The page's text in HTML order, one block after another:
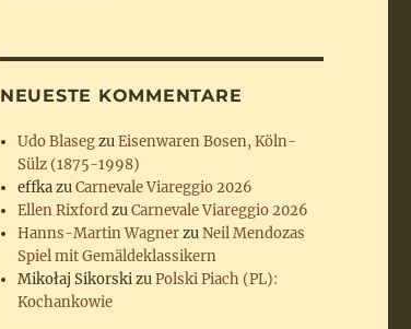
NEUESTE KOMMENTARE
Udo BlasegzuEisenwaren Bosen, Köln-
Sülz (1875-1998)
effkazuCarnevale Viareggio 2026
Ellen RixfordzuCarnevale Viareggio 2026
Hanns-Martin WagnerzuNeil Mendozas
Spiel mit Gemäldeklassikern
Mikołaj SikorskizuPolski Piach (PL):
Kochankowie